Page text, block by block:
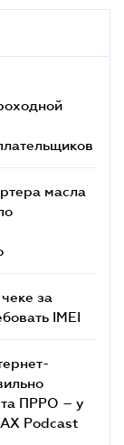
масла
за
IMEI
ПРРО – у
Podcast